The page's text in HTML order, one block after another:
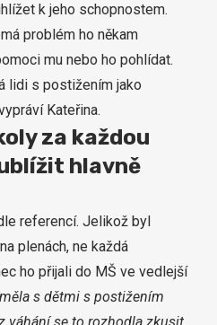
k jeho schopnostem.
problém ho někam
mu nebo ho pohlídat.
lidi s postižením jako
Kateřina.
za každou
hlavně
referencí. Jelikož byl
plenách, ne každá
ho přijali do MŠ ve vedlejší
s dětmi s postižením